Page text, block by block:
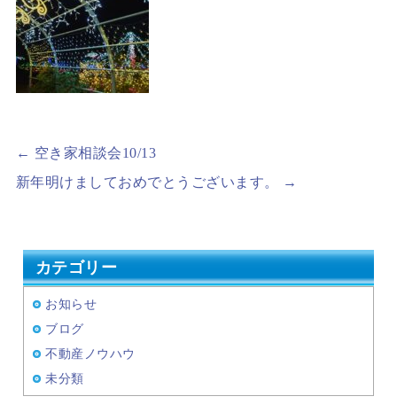
← 空き家相談会10/13
新年明けましておめでとうございます。
→
カテゴリー
お知らせ
ブログ
不動産ノウハウ
未分類